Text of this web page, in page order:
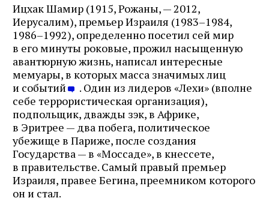
Ицхак Шамир (1915, Рожаны, — 2012,
Иерусалим), премьер Израиля (1983–1984,
1986–1992), определенно посетил сей мир
в его минуты роковые, прожил насыщенную
авантюрную жизнь, написал интересные
мемуары, в которых масса значимых лиц
и событий
. Один из лидеров «Лехи» (вполне
себе террористическая организация),
подпольщик, дважды зэк, в Африке,
в Эритрее — два побега, политическое
убежище в Париже, после создания
Государства — в «Моссаде», в кнессете,
в правительстве. Самый правый премьер
Израиля, правее Бегина, преемником которого
он и стал.